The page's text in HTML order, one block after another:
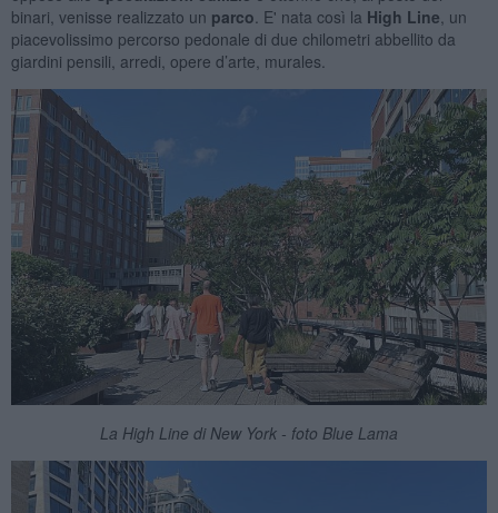
binari, venisse realizzato un parco. E' nata così la High Line, un
piacevolissimo percorso pedonale di due chilometri abbellito da
giardini pensili, arredi, opere d’arte, murales.
La High Line di New York - foto Blue Lama